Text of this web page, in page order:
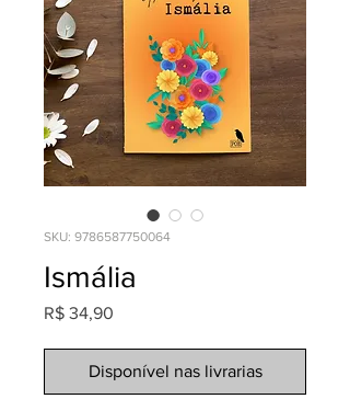
SKU: 9786587750064
Ismália
R$ 34,90
Disponível nas livrarias